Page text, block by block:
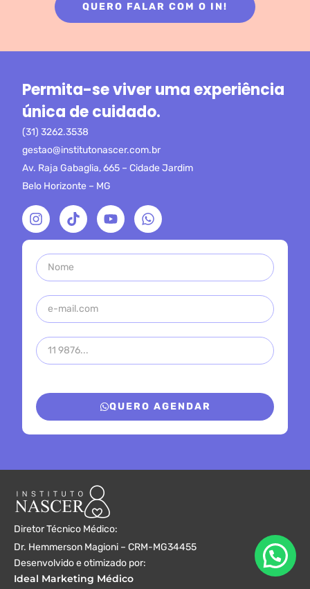
QUERO FALAR COM O IN!
Permita-se viver uma experiência
única de cuidado.
(31) 3262.3538
gestao@institutonascer.com.br
Av. Raja Gabaglia, 665 – Cidade Jardim
Belo Horizonte – MG
QUERO AGENDAR
Diretor Técnico Médico:
Dr. Hemmerson Magioni – CRM-MG34455
Desenvolvido e otimizado por:
Ideal Marketing Médico